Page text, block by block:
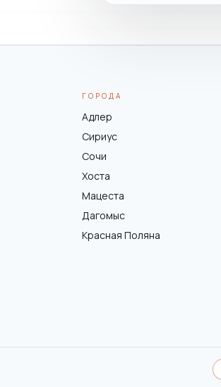
ГОРОДА
Адлер
Сириус
Сочи
Хоста
Мацеста
Дагомыс
Красная Поляна